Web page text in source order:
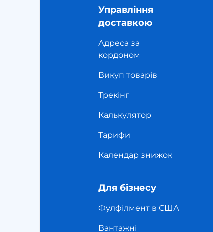
Управління
доставкою
Адреса за
кордоном
Викуп товарів
Трекінг
Калькулятор
Тарифи
Календар знижок
Для бізнесу
Фулфілмент в США
Вантажні